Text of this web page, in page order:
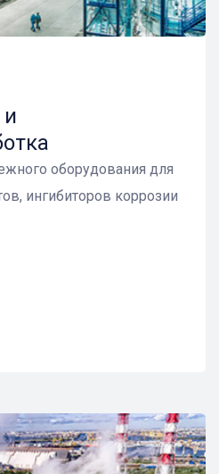
оборудования для
ингибиторов коррозии